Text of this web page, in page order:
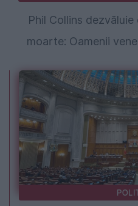
Phil Collins
moarte: Oamenii